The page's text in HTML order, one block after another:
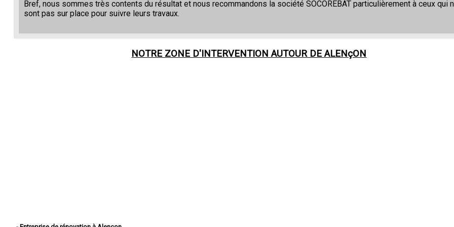
Bref, nous sommes très contents du résultat et nous recommandons la société SOCOREBAT particulièrement à ceux qui
sont pas sur place pour suivre leurs travaux.
NOTRE ZONE D'INTERVENTION AUTOUR DEALENçON